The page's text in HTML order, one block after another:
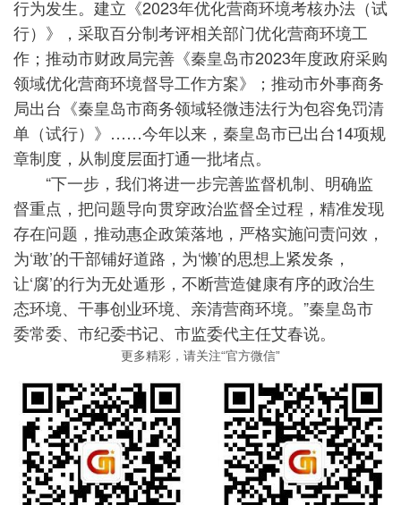
行为发生。建立《2023年优化营商环境考核办法（试
行）》，采取百分制考评相关部门优化营商环境工
作；推动市财政局完善《秦皇岛市2023年度政府采购
领域优化营商环境督导工作方案》；推动市外事商务
局出台《秦皇岛市商务领域轻微违法行为包容免罚清
单（试行）》……今年以来，秦皇岛市已出台14项规
章制度，从制度层面打通一批堵点。
“下一步，我们将进一步完善监督机制、明确监
督重点，把问题导向贯穿政治监督全过程，精准发现
存在问题，推动惠企政策落地，严格实施问责问效，
为‘敢’的干部铺好道路，为‘懒’的思想上紧发条，
让‘腐’的行为无处遁形，不断营造健康有序的政治生
态环境、干事创业环境、亲清营商环境。”秦皇岛市
委常委、市纪委书记、市监委代主任艾春说。
更多精彩，请关注“官方微信”